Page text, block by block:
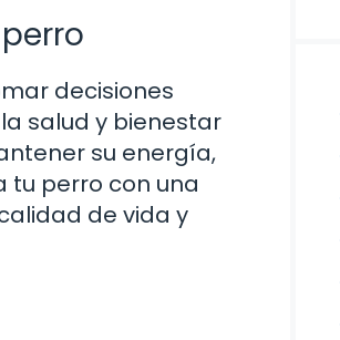
decisiones
salud y bienestar
su energía,
tu perro con una
de vida y